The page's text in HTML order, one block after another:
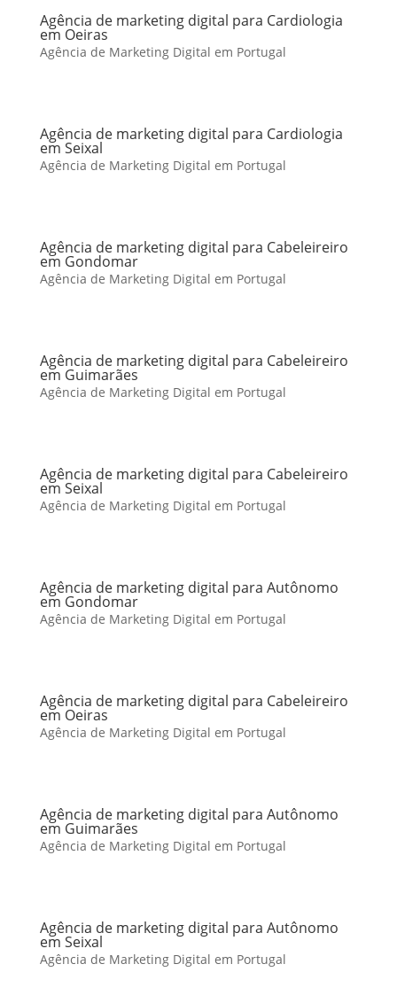
Agência de marketing digital para Cardiologia
em Oeiras
Agência de Marketing Digital em Portugal
Agência de marketing digital para Cardiologia
em Seixal
Agência de Marketing Digital em Portugal
Agência de marketing digital para Cabeleireiro
em Gondomar
Agência de Marketing Digital em Portugal
Agência de marketing digital para Cabeleireiro
em Guimarães
Agência de Marketing Digital em Portugal
Agência de marketing digital para Cabeleireiro
em Seixal
Agência de Marketing Digital em Portugal
Agência de marketing digital para Autônomo
em Gondomar
Agência de Marketing Digital em Portugal
Agência de marketing digital para Cabeleireiro
em Oeiras
Agência de Marketing Digital em Portugal
Agência de marketing digital para Autônomo
em Guimarães
Agência de Marketing Digital em Portugal
Agência de marketing digital para Autônomo
em Seixal
Agência de Marketing Digital em Portugal